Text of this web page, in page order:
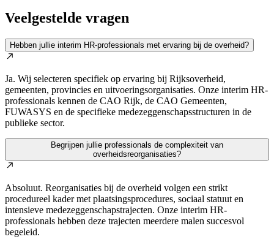
Veelgestelde vragen
Hebben jullie interim HR-professionals met ervaring bij de overheid?
Ja. Wij selecteren specifiek op ervaring bij Rijksoverheid,
gemeenten, provincies en uitvoeringsorganisaties. Onze interim HR-
professionals kennen de CAO Rijk, de CAO Gemeenten,
FUWASYS en de specifieke medezeggenschapsstructuren in de
publieke sector.
Begrijpen jullie professionals de complexiteit van
overheidsreorganisaties?
Absoluut. Reorganisaties bij de overheid volgen een strikt
procedureel kader met plaatsingsprocedures, sociaal statuut en
intensieve medezeggenschapstrajecten. Onze interim HR-
professionals hebben deze trajecten meerdere malen succesvol
begeleid.